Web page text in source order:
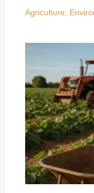
Agriculture